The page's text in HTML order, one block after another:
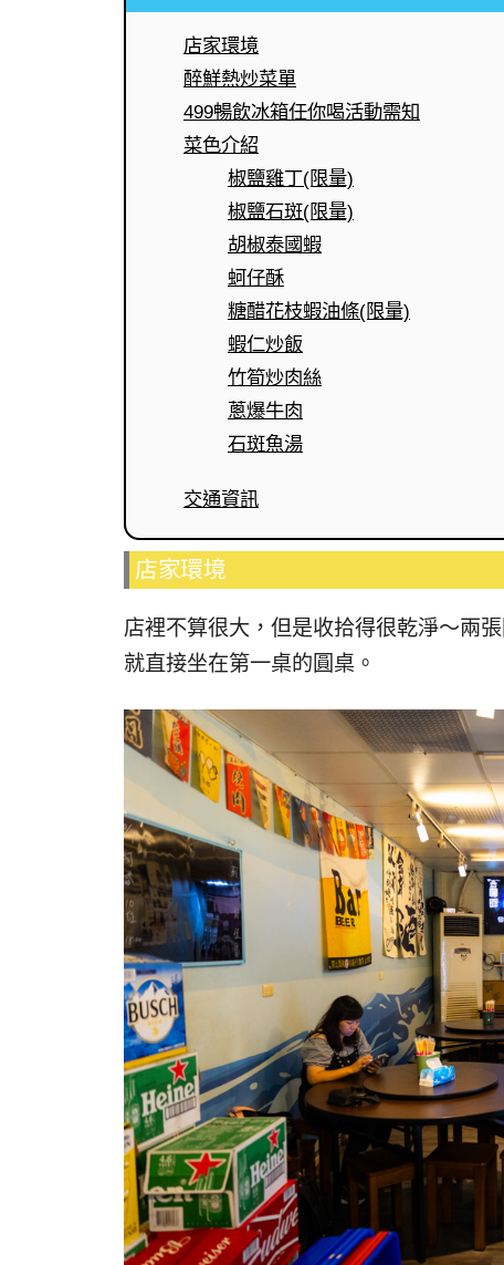
店家環境
醉鮮熱炒菜單
499暢飲冰箱任你喝活動需知
菜色介紹
椒鹽雞丁(限量)
椒鹽石斑(限量)
胡椒泰國蝦
蚵仔酥
糖醋花枝蝦油條(限量)
蝦仁炒飯
竹筍炒肉絲
蔥爆牛肉
石斑魚湯
交通資訊
店家環境
店裡不算很大，但是收拾得很乾淨～兩
就直接坐在第一桌的圓桌。